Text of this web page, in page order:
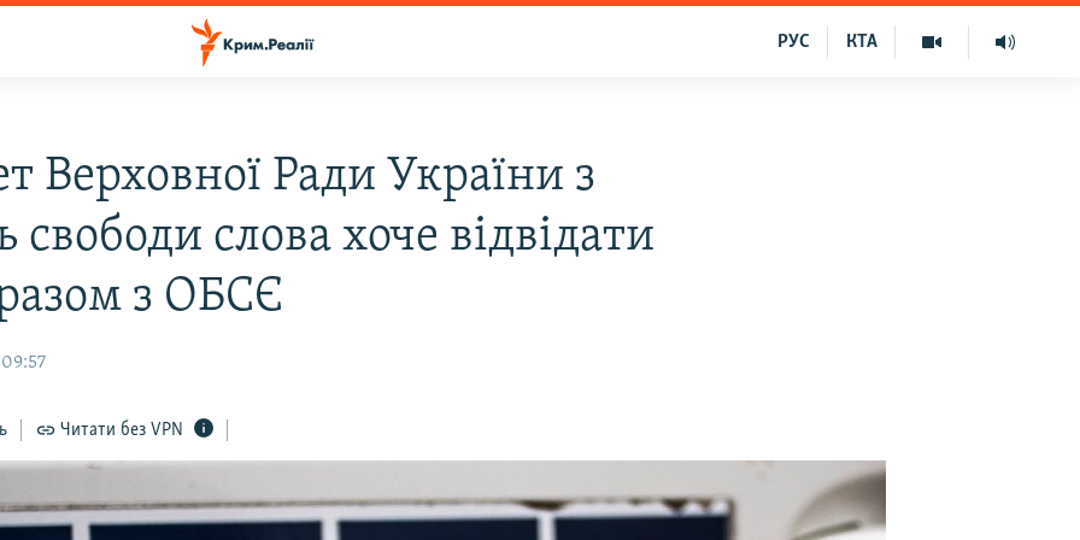
КТА
РУС
Верховної Ради України з
свободи слова хоче відвідати
з ОБСЄ
09:57
Читати без VPN